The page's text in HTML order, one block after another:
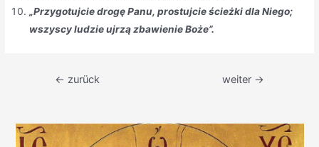
„Przygotujcie drogę Panu, prostujcie ścieżki dla Niego;
wszyscy ludzie ujrzą zbawienie Boże”.
Beitragsnavigation
← zurück weiter →